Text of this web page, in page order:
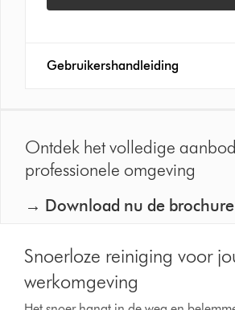
Gebruikershandleiding
Ontdek het volledige
professionele omgeving
→ Download nu de brochure
Snoerloze reiniging voor
werkomgeving